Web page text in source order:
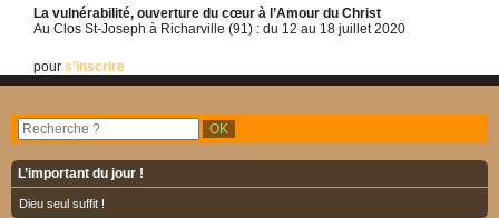
La vulnérabilité, ouverture du cœur à l’Amour du Christ
Au Clos St-Joseph à Richarville (91) : du 12 au 18 juillet 2020
pours’inscrire
L’important du jour !
Dieu seul suffit !